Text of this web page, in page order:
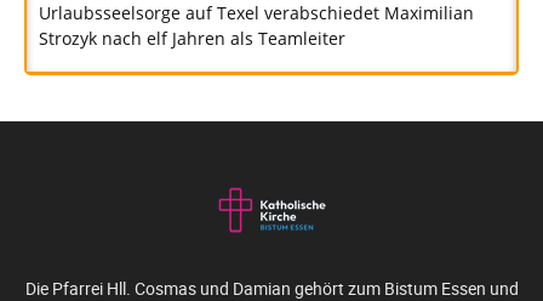
Urlaubsseelsorge auf Texel verabschiedet Maximilian
Strozyk nach elf Jahren als Teamleiter
Die Pfarrei Hll. Cosmas und Damian gehört zum Bistum Essen und